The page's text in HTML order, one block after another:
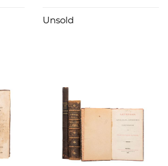
PARIS: ON
Unsold